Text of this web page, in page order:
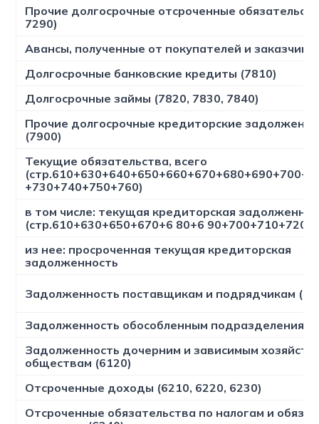
Прочие долгосрочные отсроченные
7290)
Авансы, полученные от покупателей и
Долгосрочные банковские кредиты (7810)
Долгосрочные займы (7820, 7830, 7840)
Прочие долгосрочные кредиторские
(7900)
Текущие обязательства, всего
+730+740+750+760)
в том числе: текущая кредиторская
(стр.610+630+650+670+6 80+6
из нее: просроченная текущая кредиторская
задолженность
Задолженность поставщикам и подрядчикам
Задолженность обособленным подразделениям
Задолженность дочерним и зависимым
обществам (6120)
Отсроченные доходы (6210, 6220, 6230)
Отсроченные обязательства по налогам и